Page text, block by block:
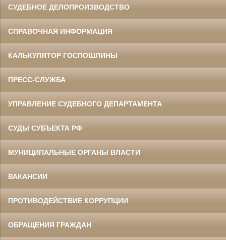
СУДЕБНОЕ ДЕЛОПРОИЗВОДСТВО
СПРАВОЧНАЯ ИНФОРМАЦИЯ
КАЛЬКУЛЯТОР ГОСПОШЛИНЫ
ПРЕСС-СЛУЖБА
УПРАВЛЕНИЕ СУДЕБНОГО ДЕПАРТАМЕНТА
СУДЫ СУБЪЕКТА РФ
МУНИЦИПАЛЬНЫЕ ОРГАНЫ ВЛАСТИ
ВАКАНСИИ
ПРОТИВОДЕЙСТВИЕ КОРРУПЦИИ
ОБРАЩЕНИЯ ГРАЖДАН